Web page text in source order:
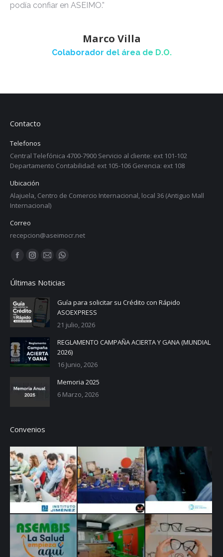
podía confiar en ASEIMO.”
Marco Villa
Colaborador del área de D.O.
Contacto
Telefonos
Central Telefónica 4700-7900 Servicio al cliente: ext 101-102
Departamento Contabilidad: ext 105-106 Gerencia: ext 108
Ubicación
Alajuela, Centro de Comercio Internacional, local 36 (Antiguo Mall
Internacional)
Correo
recepcion@aseimocr.net
Find us on:
Facebook
opens
in
new
window
Instagram
opens
in
new
window
Mail
opens
in
new
window
Whatsapp
opens
in
new
window
Últimas Noticias
Guía para solicitar su Crédito con Rápido
ASOEXPRESS
21 julio, 2026
REGLAMENTO CAMPAÑA ACIERTA Y GANA (MUNDIAL
2026)
16 Junio, 2026
Memoria 2025
6 Marzo, 2026
Convenios